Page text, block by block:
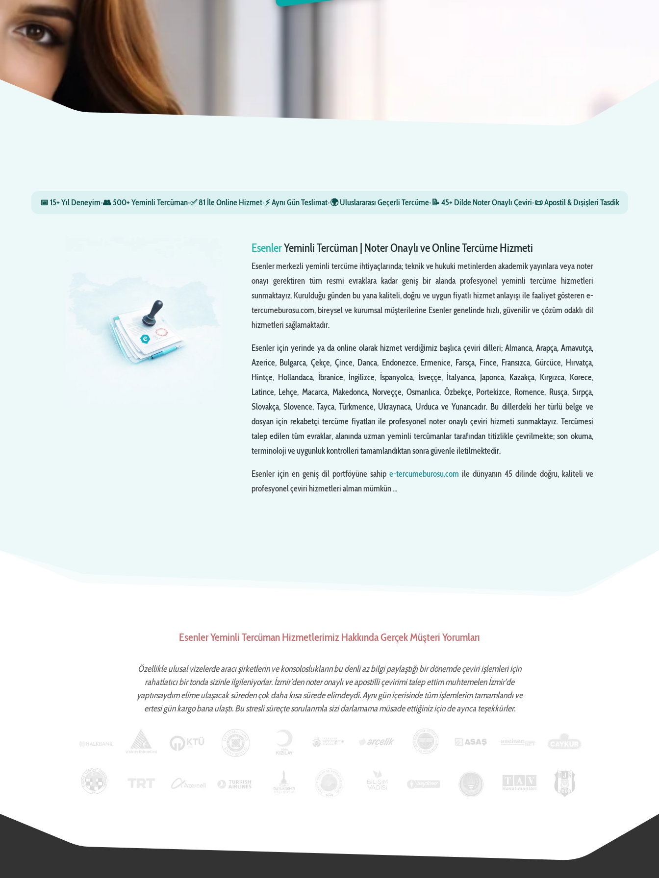
📅 15+ Yıl Deneyim•👥 500+ Yeminli Tercüman•✅ 81 İle Online Hizmet•⚡ Aynı Gün Teslimat•🌍 Uluslararası Geçerli Tercüme•📝 45+ Dilde Noter Onaylı Çeviri•📜 Apostil & Dışişleri Tasdik
EsenlerYeminli Tercüman | Noter Onaylı ve Online Tercüme Hizmeti
Esenler merkezli yeminli tercüme ihtiyaçlarında; teknik ve hukuki metinlerden akademik yayınlara veya noter
onayı gerektiren tüm resmi evraklara kadar geniş bir alanda profesyonel yeminli tercüme hizmetleri
sunmaktayız. Kurulduğu günden bu yana kaliteli, doğru ve uygun fiyatlı hizmet anlayışı ile faaliyet gösteren e-
tercumeburosu.com, bireysel ve kurumsal müşterilerine Esenler genelinde hızlı, güvenilir ve çözüm odaklı dil
hizmetleri sağlamaktadır.
Esenler için yerinde ya da online olarak hizmet verdiğimiz başlıca çeviri dilleri; Almanca, Arapça, Arnavutça,
Azerice, Bulgarca, Çekçe, Çince, Danca, Endonezce, Ermenice, Farsça, Fince, Fransızca, Gürcüce, Hırvatça,
Hintçe, Hollandaca, İbranice, İngilizce, İspanyolca, İsveççe, İtalyanca, Japonca, Kazakça, Kırgızca, Korece,
Latince, Lehçe, Macarca, Makedonca, Norveççe, Osmanlıca, Özbekçe, Portekizce, Romence, Rusça, Sırpça,
Slovakça, Slovence, Tayca, Türkmence, Ukraynaca, Urduca ve Yunancadır. Bu dillerdeki her türlü belge ve
dosyan için rekabetçi tercüme fiyatları ile profesyonel noter onaylı çeviri hizmeti sunmaktayız. Tercümesi
talep edilen tüm evraklar, alanında uzman yeminli tercümanlar tarafından titizlikle çevrilmekte; son okuma,
terminoloji ve uygunluk kontrolleri tamamlandıktan sonra güvenle iletilmektedir.
Esenler için en geniş dil portföyüne sahip e-tercumeburosu.com ile dünyanın 45 dilinde doğru, kaliteli ve
profesyonel çeviri hizmetleri alman mümkün …
Esenler Yeminli Tercüman Hizmetlerimiz Hakkında Gerçek Müşteri Yorumları
Özellikle ulusal vizelerde aracı şirketlerin ve konsoloslukların bu denli az bilgi paylaştığı bir dönemde çeviri işlemleri için
rahatlatıcı bir tonda sizinle ilgileniyorlar. İzmir’den noter onaylı ve apostilli çevirimi talep ettim muhtemelen İzmir’de
yaptırsaydım elime ulaşacak süreden çok daha kısa sürede elimdeydi. Aynı gün içerisinde tüm işlemlerim tamamlandı ve
ertesi gün kargo bana ulaştı. Bu stresli süreçte sorularımla sizi darlamama müsade ettiğiniz için de ayrıca teşekkürler.